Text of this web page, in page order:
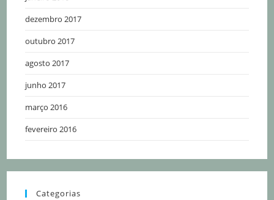
dezembro 2017
outubro 2017
agosto 2017
junho 2017
março 2016
fevereiro 2016
Categorias